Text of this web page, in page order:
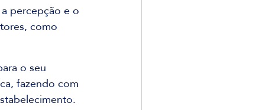
percepção e o
como
o seu
fazendo com